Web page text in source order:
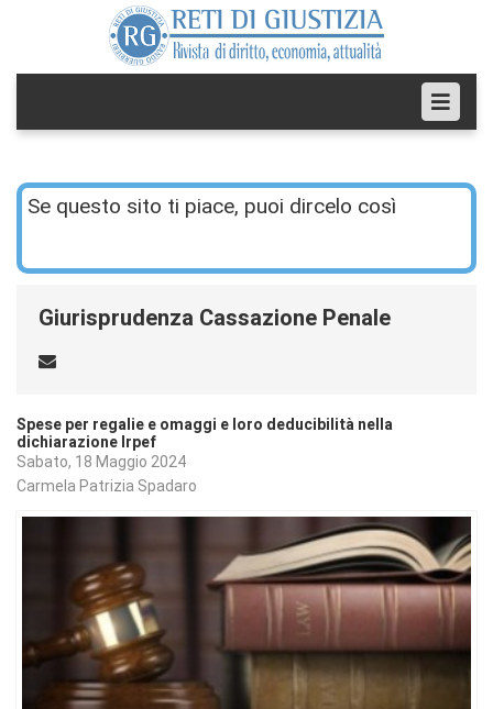
Se questo sito ti piace, puoi dircelo così
Giurisprudenza Cassazione Penale
Spese per regalie e omaggi e loro deducibilità nella
dichiarazione Irpef
Sabato, 18 Maggio 2024
Carmela Patrizia Spadaro